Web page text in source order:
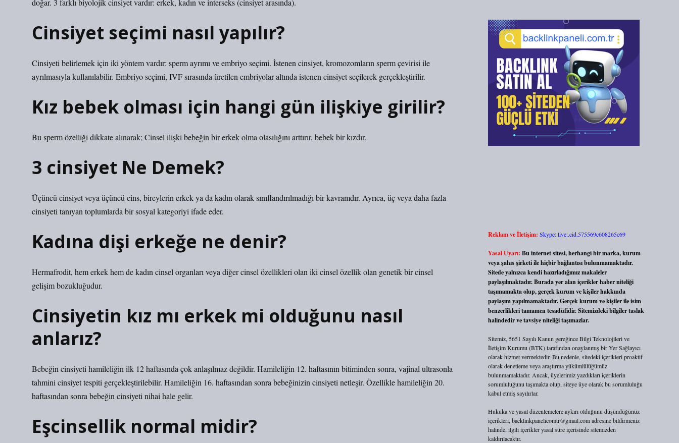
doğar. 3 farklı biyolojik cinsiyet vardır: erkek, kadın ve interseks (cinsiyet arasında).
Cinsiyet seçimi nasıl yapılır?
Cinsiyeti belirlemek için iki yöntem vardır: sperm ayrımı ve embriyo seçimi. İstenen cinsiyet, kromozomların sperm çevirisi ile
ayrılmasıyla kullanılabilir. Embriyo seçimi, IVF sırasında üretilen embriyolar altında istenen cinsiyet seçilerek gerçekleştirilir.
Kız bebek olması için hangi gün ilişkiye girilir?
Bu sperm özelliği dikkate alınarak; Cinsel ilişki bebeğin bir erkek olma olasılığını arttırır, bebek bir kızdır.
3 cinsiyet Ne Demek?
Üçüncü cinsiyet veya üçüncü cins, bireylerin erkek ya da kadın olarak sınıflandırılmadığı bir kavramdır. Ayrıca, üç veya daha fazla
cinsiyeti tanıyan toplumlarda bir sosyal kategoriyi ifade eder.
Kadına dişi erkeğe ne denir?
Hermafrodit, hem erkek hem de kadın cinsel organları veya diğer cinsel özellikleri olan iki cinsel özellik olan genetik bir cinsel
gelişim bozukluğudur.
Cinsiyetin kız mı erkek mi olduğunu nasıl
anlarız?
Bebeğin cinsiyeti hamileliğin ilk 12 haftasında çok anlaşılmaz değildir. Hamileliğin 12. haftasının bitiminden sonra, vajinal ultrasonla
tahmini cinsiyet tespiti gerçekleştirilebilir. Hamileliğin 16. haftasından sonra bebeğinizin cinsiyeti netleşir. Özellikle hamileliğin 20.
haftasından sonra bebeğin cinsiyeti nihai hale gelir.
Eşcinsellik normal midir?
Reklam ve İletişim: Skype: live:.cid.575569c608265c69
Yasal Uyarı: Bu internet sitesi, herhangi bir marka, kurum
veya şahıs şirketi ile hiçbir bağlantısı bulunmamaktadır.
Sitede yalnızca kendi hazırladığımız makaleler
paylaşılmaktadır. Burada yer alan içerikler haber niteliği
taşımamakta olup, gerçek kurum ve kişiler hakkında
paylaşım yapılmamaktadır. Gerçek kurum ve kişiler ile isim
benzerlikleri tamamen tesadüfidir. Sitemizdeki bilgiler taslak
halindedir ve tavsiye niteliği taşımazlar.
Sitemiz, 5651 Sayılı Kanun gereğince Bilgi Teknolojileri ve
İletişim Kurumu (BTK) tarafından onaylanmış bir Yer Sağlayıcı
olarak hizmet vermektedir. Bu nedenle, sitedeki içerikleri proaktif
olarak denetleme veya araştırma yükümlülüğümüz
bulunmamaktadır. Ancak, üyelerimiz yazdıkları içeriklerin
sorumluluğunu taşımakta olup, siteye üye olarak bu sorumluluğu
kabul etmiş sayılırlar.
Hukuka ve yasal düzenlemelere aykırı olduğunu düşündüğünüz
içerikleri, backlinkpanelicomtr@gmail.comadresine bildirmeniz
halinde, ilgili içerikler yasal süre içerisinde sitemizden
kaldırılacaktır.